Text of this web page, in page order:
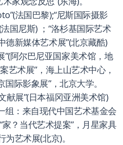
法国巴黎);“尼斯国际摄影
国尼斯) ；“洛杉基国际艺术
德新媒体艺术展”(北京藏酷)
”(阿尔巴尼亚国家美术馆，地
艺术展”，海上山艺术中心，
国际影象展”，北京大学。
献展”(日本福冈亚洲美术馆)
组：来自现代中国艺术基金会
家？当代艺术提案”，月星家具
为艺术展(北京)。